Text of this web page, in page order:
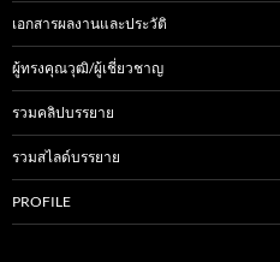
เอกสารผลงานและประวัติ
ผู้ทรงคุณวุฒิ/ผู้เชี่ยวชาญ
รวมคลิปบรรยาย
รวมสไลด์บรรยาย
PROFILE